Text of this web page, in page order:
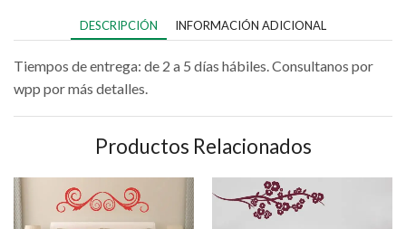
DESCRIPCIÓN INFORMACIÓN ADICIONAL
Tiempos de entrega: de 2 a 5 días hábiles. Consultanos por
wpp por más detalles.
Productos Relacionados